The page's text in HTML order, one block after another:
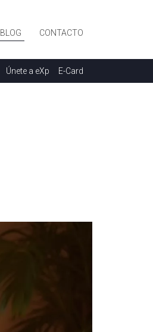
BLOG CONTACTO
Únete a eXp E-Card